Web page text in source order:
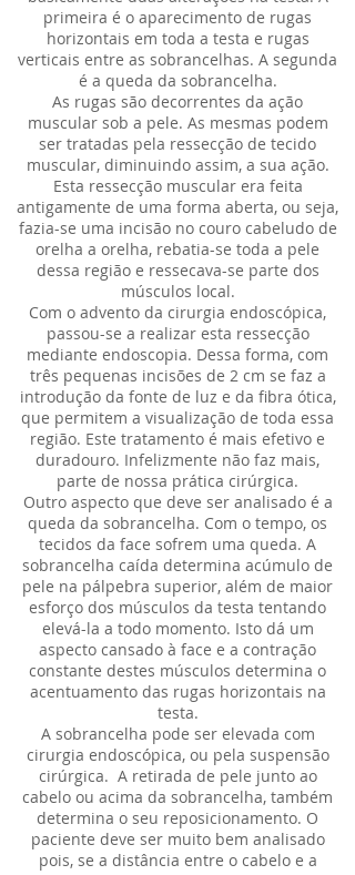
primeira é o aparecimento de rugas
horizontais em toda a testa e rugas
verticais entre as sobrancelhas. A segunda
é a queda da sobrancelha.
As rugas são decorrentes da ação
muscular sob a pele. As mesmas podem
ser tratadas pela ressecção de tecido
muscular, diminuindo assim, a sua ação.
Esta ressecção muscular era feita
antigamente de uma forma aberta, ou seja,
fazia-se uma incisão no couro cabeludo de
orelha a orelha, rebatia-se toda a pele
dessa região e ressecava-se parte dos
músculos local.
Com o advento da cirurgia endoscópica,
passou-se a realizar esta ressecção
mediante endoscopia. Dessa forma, com
três pequenas incisões de 2 cm se faz a
introdução da fonte de luz e da fibra ótica,
que permitem a visualização de toda essa
região. Este tratamento é mais efetivo e
duradouro. Infelizmente não faz mais,
parte de nossa prática cirúrgica.
Outro aspecto que deve ser analisado é a
queda da sobrancelha. Com o tempo, os
tecidos da face sofrem uma queda. A
sobrancelha caída determina acúmulo de
pele na pálpebra superior, além de maior
esforço dos músculos da testa tentando
elevá-la a todo momento. Isto dá um
aspecto cansado à face e a contração
constante destes músculos determina o
acentuamento das rugas horizontais na
testa.
A sobrancelha pode ser elevada com
cirurgia endoscópica, ou pela suspensão
cirúrgica. A retirada de pele junto ao
cabelo ou acima da sobrancelha, também
determina o seu reposicionamento. O
paciente deve ser muito bem analisado
pois, se a distância entre o cabelo e a